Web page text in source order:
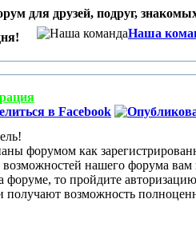
для друзей, подруг,
Наша
форумом как
нашего форума вам
то пройдите
получают возможность